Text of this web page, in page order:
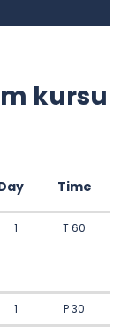
kursu
Time
1 T 60
1 P 30